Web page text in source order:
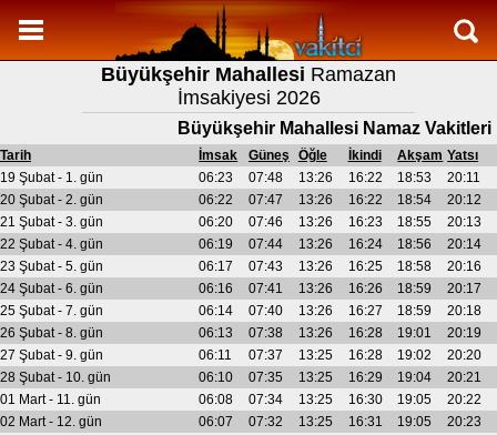
Namaz Vakitleri
Büyükşehir Mahallesi Aylık Namaz Vakitleri
Büyükşehir Mahallesi Ramazan imsakiyesi
Namaz Nasıl Kılınır?
Bilgi
İletişim
Büyükşehir Mahallesi Ramazan
İmsakiyesi 2026
Büyükşehir Mahallesi Namaz Vakitleri
Tarih İmsak Güneş Öğle İkindi Akşam Yatsı
19 Şubat - 1. gün
06:23 07:48 13:26 16:22 18:53
20:11
20 Şubat - 2. gün
06:22 07:47 13:26 16:22 18:54
20:12
21 Şubat - 3. gün
06:20 07:46 13:26 16:23 18:55
20:13
22 Şubat - 4. gün
06:19 07:44 13:26 16:24 18:56
20:14
23 Şubat - 5. gün
06:17 07:43 13:26 16:25 18:58
20:16
24 Şubat - 6. gün
06:16 07:41 13:26 16:26 18:59
20:17
25 Şubat - 7. gün
06:14 07:40 13:26 16:27 18:59
20:18
26 Şubat - 8. gün
06:13 07:38 13:26 16:28 19:01
20:19
27 Şubat - 9. gün
06:11 07:37 13:25 16:28 19:02
20:20
28 Şubat - 10. gün
06:10 07:35 13:25 16:29 19:04
20:21
01 Mart - 11. gün
06:08 07:34 13:25 16:30 19:05
20:22
02 Mart - 12. gün
06:07 07:32 13:25 16:31 19:05
20:23